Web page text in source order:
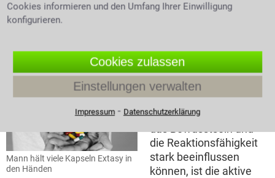
der Arzt berechtigt ein BtM-Rezept auszustellen und
ermächtigt damit gleichzeitig den Patienten dieses
Substanzen von der Polizei erwischt worden hilft ein
Anwalt für Strafrecht in Hofgeismar.
Drogenerkennung im Straßenverkehr
Mann hält viele Kapseln Extasy in
den Händen
Da Betäubungsmittel
die Reaktionsfähigkeit
stark beeinflussen
können, ist die aktive
Cookies informieren und den Umfang Ihrer Einwilligung
konfigurieren.
Cookies zulassen
Einstellungen verwalten
Impressum⁃ Datenschutzerklärung